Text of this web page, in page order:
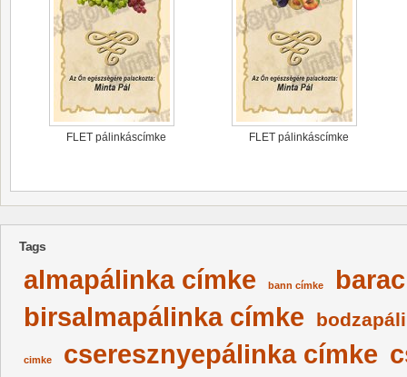
FLET pálinkáscímke FLET pálinkáscímke
Tags
almapálinka címke bann címke
birsalmapálinka címke
cimke cseresznyepálinka címke